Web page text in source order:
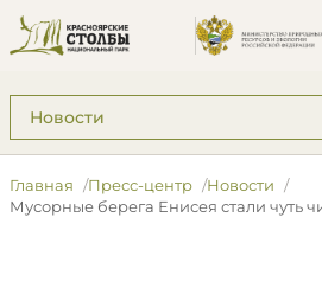
Подразделы: Пресс-центр
Главная Пресс-центр
Новости
Мусорные берега Енисея стали чуть